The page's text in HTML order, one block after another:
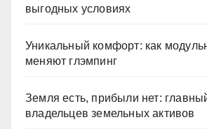
выгодных условиях
Уникальный комфорт: как
меняют глэмпинг
Земля есть, прибыли нет:
владельцев земельных активов